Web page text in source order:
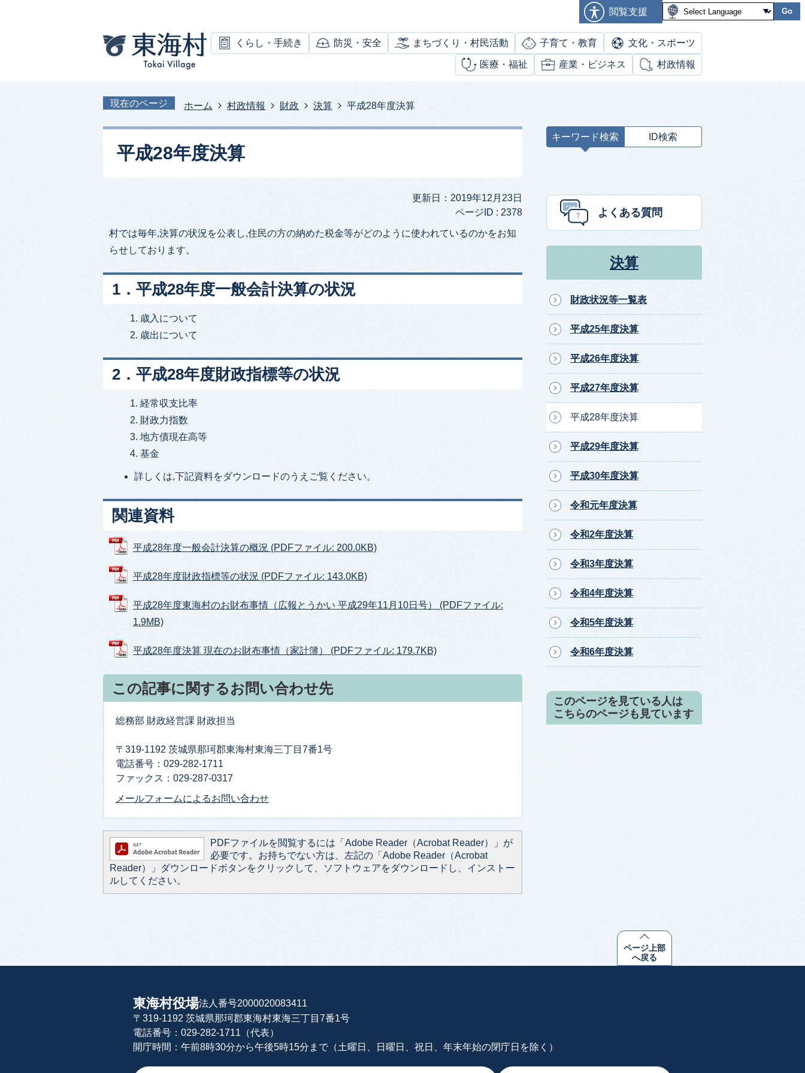
閲覧支援 Go
くらし・手続き 防災・安全 まちづくり・村民活動 子育て・教育 文化・スポーツ
医療・福祉 産業・ビジネス 村政情報
現在のページ ホーム 村政情報 財政 決算 平成28年度決算
平成28年度決算
更新日：2019年12月23日
ページID : 2378
村では毎年,決算の状況を公表し,住民の方の納めた税金等がどのように使われているのかをお知
らせしております。
1．平成28年度一般会計決算の状況
歳入について
歳出について
2．平成28年度財政指標等の状況
経常収支比率
財政力指数
地方債現在高等
基金
詳しくは,下記資料をダウンロードのうえご覧ください。
関連資料
平成28年度一般会計決算の概況 (PDFファイル: 200.0KB)
平成28年度財政指標等の状況 (PDFファイル: 143.0KB)
平成28年度東海村のお財布事情（広報とうかい 平成29年11月10日号） (PDFファイル:
1.9MB)
平成28年度決算 現在のお財布事情（家計簿） (PDFファイル: 179.7KB)
この記事に関するお問い合わせ先
総務部 財政経営課 財政担当
〒319-1192 茨城県那珂郡東海村東海三丁目7番1号
電話番号：029-282-1711
ファックス：029-287-0317
メールフォームによるお問い合わせ
PDFファイルを閲覧するには「Adobe Reader（Acrobat Reader）」が
必要です。お持ちでない方は、左記の「Adobe Reader（Acrobat
Reader）」ダウンロードボタンをクリックして、ソフトウェアをダウンロードし、インストー
ルしてください。
キーワード検索 ID検索
ー
よくある質問
決算
財政状況等一覧表
平成25年度決算
平成26年度決算
平成27年度決算
平成28年度決算
平成29年度決算
平成30年度決算
令和元年度決算
令和2年度決算
令和3年度決算
令和4年度決算
令和5年度決算
令和6年度決算
このページを見ている人は
こちらのページも見ています
ページ上部
へ戻る
東海村役場法人番号2000020083411
〒319-1192 茨城県那珂郡東海村東海三丁目7番1号
電話番号：029-282-1711（代表）
開庁時間：午前8時30分から午後5時15分まで（土曜日、日曜日、祝日、年末年始の閉庁日を除く）